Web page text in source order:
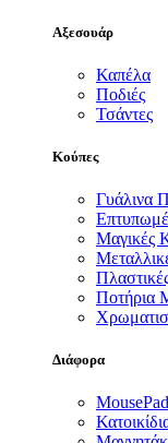
Αξεσουάρ
Καπέλα
Ποδιές
Τσάντες
Κούπες
Γυάλινα
Μαγικές
Ποτήρια
Διάφορα